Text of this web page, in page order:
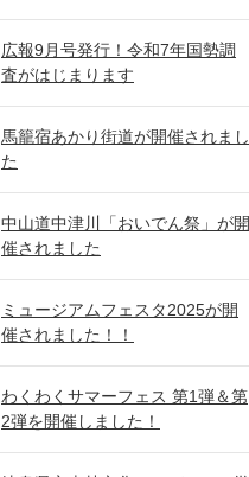
広報9月号発行！令和7年国勢調
査がはじまります
馬籠宿あかり街道が開催されまし
た
中山道中津川「おいでん祭」が開
催されました
ミュージアムフェスタ2025が開
催されました！！
わくわくサマーフェス 第1弾＆第
2弾を開催しました！